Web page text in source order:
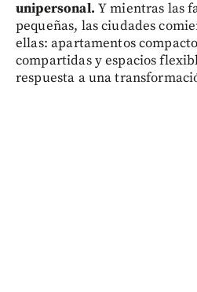
unipersonal. Y mientras las
pequeñas, las ciudades
ellas: apartamentos
compartidas y espacios
respuesta a una